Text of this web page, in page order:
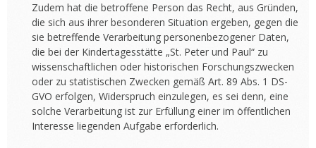
Zudem hat die betroffene Person das Recht, aus Gründen,
die sich aus ihrer besonderen Situation ergeben, gegen die
sie betreffende Verarbeitung personenbezogener Daten,
die bei der Kindertagesstätte „St. Peter und Paul“ zu
wissenschaftlichen oder historischen Forschungszwecken
oder zu statistischen Zwecken gemäß Art. 89 Abs. 1 DS-
GVO erfolgen, Widerspruch einzulegen, es sei denn, eine
solche Verarbeitung ist zur Erfüllung einer im öffentlichen
Interesse liegenden Aufgabe erforderlich.